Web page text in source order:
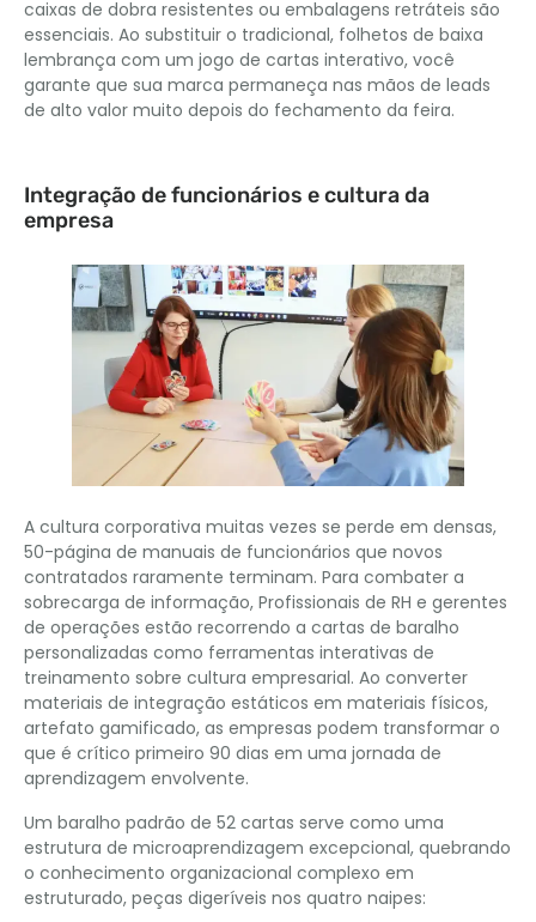
caixas de dobra resistentes ou embalagens retráteis são
essenciais. Ao substituir o tradicional, folhetos de baixa
lembrança com um jogo de cartas interativo, você
garante que sua marca permaneça nas mãos de leads
de alto valor muito depois do fechamento da feira.
Integração de funcionários e cultura da
empresa
A cultura corporativa muitas vezes se perde em densas,
50-página de manuais de funcionários que novos
contratados raramente terminam. Para combater a
sobrecarga de informação, Profissionais de RH e gerentes
de operações estão recorrendo a cartas de baralho
personalizadas como ferramentas interativas de
treinamento sobre cultura empresarial. Ao converter
materiais de integração estáticos em materiais físicos,
artefato gamificado, as empresas podem transformar o
que é crítico primeiro 90 dias em uma jornada de
aprendizagem envolvente.
Um baralho padrão de 52 cartas serve como uma
estrutura de microaprendizagem excepcional, quebrando
o conhecimento organizacional complexo em
estruturado, peças digeríveis nos quatro naipes: